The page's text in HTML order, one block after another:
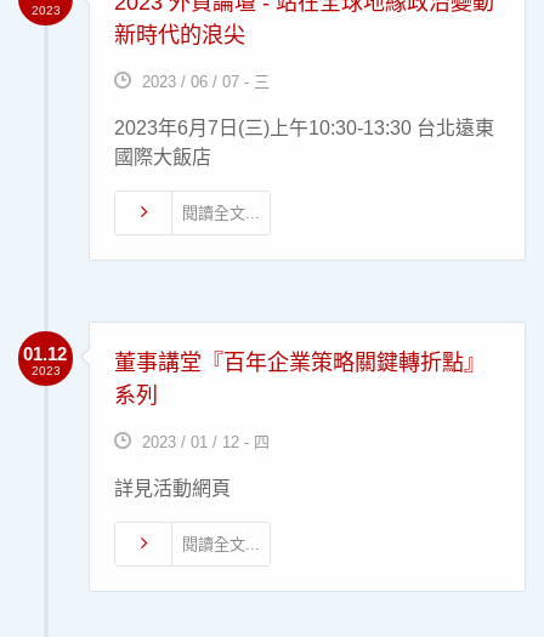
2023
新時代的浪尖
2023 / 06 / 07 - 三
2023年6月7日(三)上午10:30-13:30 台北遠東
國際大飯店
閱讀全文...
01.12
2023
董事講堂『百年企業策略關鍵轉折點』
系列
2023 / 01 / 12 - 四
詳見活動網頁
閱讀全文...